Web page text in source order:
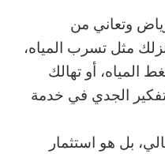
وتعاني من
مثل تسرب المياه،
أو تهالك
الجدي في خدمة
بل هو استثمار